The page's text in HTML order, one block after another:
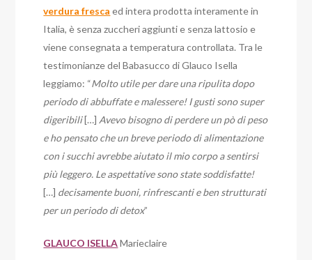
verdura fresca ed intera prodotta interamente in
Italia, è senza zuccheri aggiunti e senza lattosio e
viene consegnata a temperatura controllata. Tra le
testimonianze del Babasucco di Glauco Isella
leggiamo: “Molto utile per dare una ripulita dopo
periodo di abbuffate e malessere! I gusti sono super
digeribili[…] Avevo bisogno di perdere un pò di peso
e ho pensato che un breve periodo di alimentazione
con i succhi avrebbe aiutato il mio corpo a sentirsi
più leggero. Le aspettative sono state soddisfatte!
[…] decisamente buoni, rinfrescanti e ben strutturati
per un periodo di detox”
GLAUCO ISELLAMarieclaire